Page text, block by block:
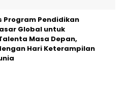
Program Pendidikan
Global untuk
Masa Depan,
Hari Keterampilan